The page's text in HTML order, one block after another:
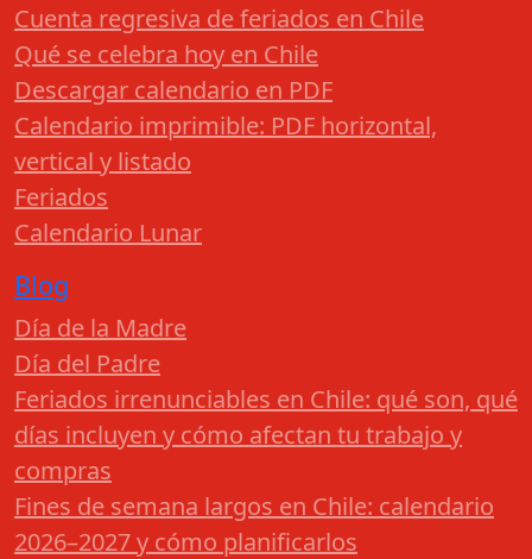
Cuenta regresiva de feriados en Chile
Qué se celebra hoy en Chile
Descargar calendario en PDF
Calendario imprimible: PDF horizontal,
vertical y listado
Feriados
Calendario Lunar
Blog
Día de la Madre
Día del Padre
Feriados irrenunciables en Chile: qué son, qué
días incluyen y cómo afectan tu trabajo y
compras
Fines de semana largos en Chile: calendario
2026–2027 y cómo planificarlos